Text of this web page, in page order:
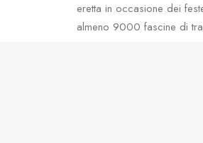
eretta in occasione dei
almeno 9000 fascine di
avviene attraverso un